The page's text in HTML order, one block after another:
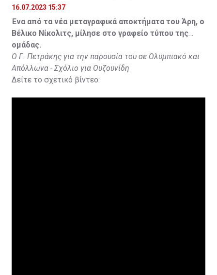
16.07.2023 15:37
Ένα από τα νέα μεταγραφικά αποκτήματα του Άρη, ο
Βέλικο Νίκολιτς, μίλησε στο γραφείο τύπου της
ομάδας.
Ο Γ. Πετράκης για την παρουσία του σε Ολυμπιακό και
Απόλλωνα - Σχόλιο για Ουζουνίδη
Δείτε το σχετικό βίντεο: